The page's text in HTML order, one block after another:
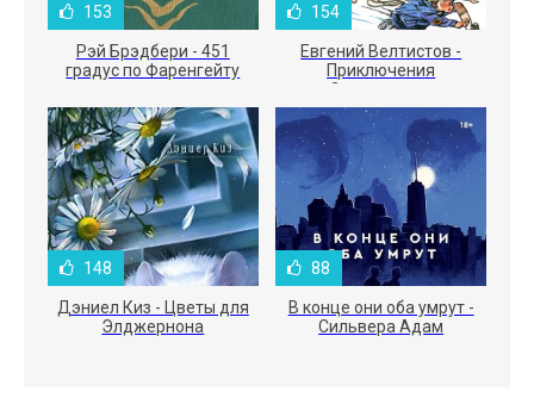
153
Рэй Брэдбери - 451
градус по Фаренгейту
154
Евгений Велтистов -
Приключения
Электроника
148
Дэниел Киз - Цветы для
Элджернона
88
В конце они оба умрут -
Сильвера Адам